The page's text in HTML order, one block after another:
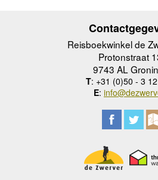
Reisboekwinkel de
Protonstraat
9743 AL
T: +31 (0)50 - 3
E: